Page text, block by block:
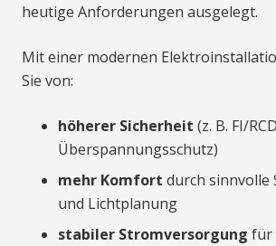
heutige Anforderungen ausgelegt.
Mit einer modernen
Sie von:
höherer Sicherheit (z. B. FI/
Überspannungsschutz)
mehr Komfort durch sinnvolle
und Lichtplanung
stabiler Stromversorgung für